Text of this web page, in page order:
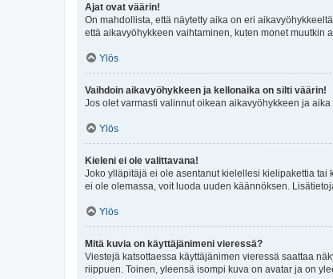
Ajat ovat väärin!
On mahdollista, että näytetty aika on eri
että aikavyöhykkeen vaihtaminen, kuten monet muutkin
Ylös
Vaihdoin aikavyöhykkeen ja kellonaika on silti väärin!
Jos olet varmasti valinnut oikean aikavyöhykkeen ja
Ylös
Kieleni ei ole valittavana!
Joko ylläpitäjä ei ole asentanut kielellesi kielipakettia
ei ole olemassa, voit luoda uuden käännöksen.
Ylös
Mitä kuvia on käyttäjänimeni vieressä?
Viestejä katsottaessa käyttäjänimen vieressä saattaa
riippuen. Toinen, yleensä isompi kuva on avatar ja on